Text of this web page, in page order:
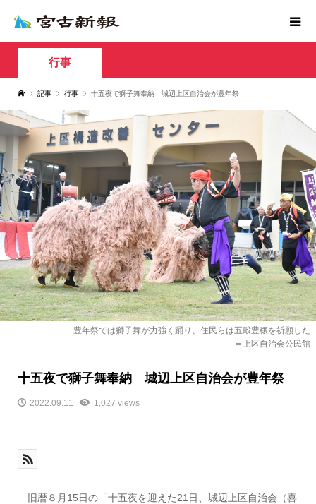
行事
記事 行事 十五夜で獅子舞奉納 城辺上区自治会が豊年祭
豊年祭では獅子舞が力強く踊り、住民らは五穀豊穣を祈願した
＝上区自治会公民館
十五夜で獅子舞奉納 城辺上区自治会が豊年祭
2022.09.11 1,027 views
旧暦８月15日の「十五夜を迎えた21日、城辺上区自治会（喜